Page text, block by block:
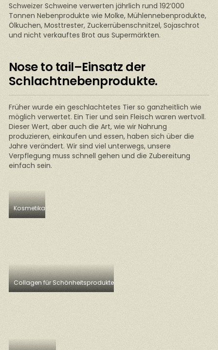
Schweizer Schweine verwerten jährlich rund 192’000
Tonnen Nebenprodukte wie Molke, Mühlennebenprodukte,
Ölkuchen, Mosttrester, Zuckerrübenschnitzel, Sojaschrot
und nicht verkauftes Brot aus Supermärkten.
Nose to tail–Einsatz der
Schlachtnebenprodukte.
Früher wurde ein geschlachtetes Tier so ganzheitlich wie
möglich verwertet. Ein Tier und sein Fleisch waren wertvoll.
Dieser Wert, aber auch die Art, wie wir Nahrung
produzieren, einkaufen und essen, haben sich über die
Jahre verändert. Wir sind viel unterwegs, unsere
Verpflegung muss schnell gehen und die Zubereitung
einfach sein.
Kosmetika
Collagen für Schönheitsprodukte